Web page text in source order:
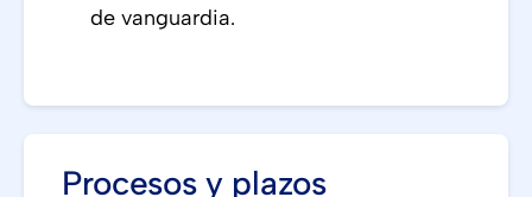
de vanguardia.
Procesos y plazos